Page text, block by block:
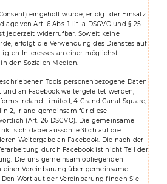
eingeholt wurde, erfolgt der Einsatz
von Art. 6 Abs. 1 lit. a DSGVO und § 25
jederzeit widerrufbar. Soweit keine
erfolgt die Verwendung des Dienstes auf
Interesses an einer möglichst
den Sozialen Medien.
Tools personenbezogene Daten
und an Facebook weitergeleitet werden,
Ireland Limited, 4 Grand Canal Square,
2, Irland gemeinsam für diese
(Art. 26 DSGVO). Die gemeinsame
sich dabei ausschließlich auf die
Weitergabe an Facebook. Die nach der
durch Facebook ist nicht Teil der
Die uns gemeinsam obliegenden
Vereinbarung über gemeinsame
Wortlaut der Vereinbarung finden Sie